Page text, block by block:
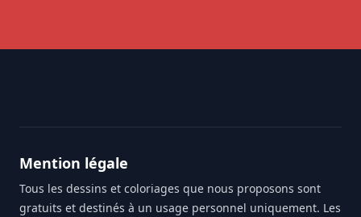
Mention légale
Tous les dessins et coloriages que nous proposons sont
gratuits et destinés à un usage personnel uniquement. Les